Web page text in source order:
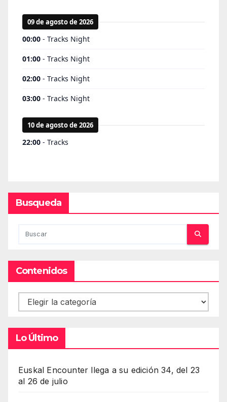
Busqueda
Contenidos
Contenidos
Lo Último
Euskal Encounter llega a su edición 34, del 23
al 26 de julio